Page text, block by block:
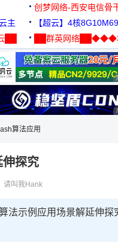
创梦网络-西安电信骨
88元/月
主
【超云】4核
██
██群英网络
◆◆◆
告，理性选择
告，理性选择
算法应用
伸探究
请叫我Hank
法示例应用场景解延伸